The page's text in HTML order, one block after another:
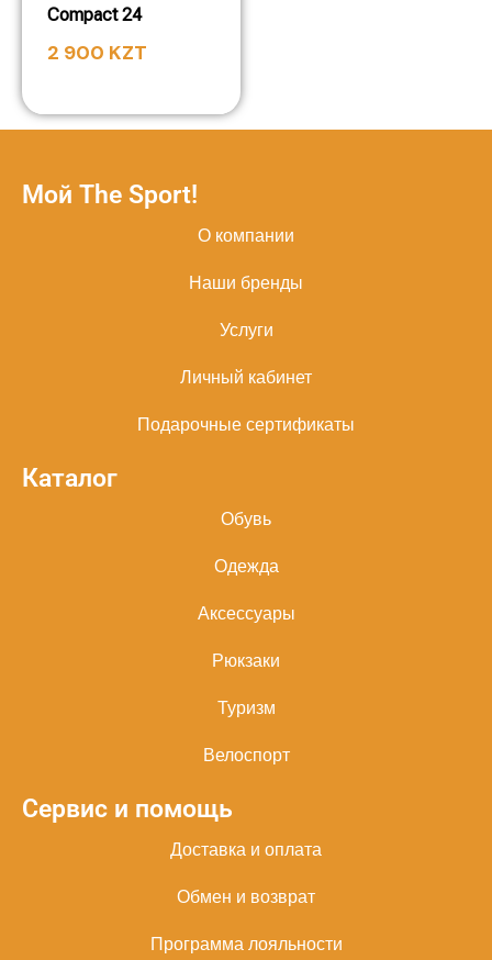
Compact 24
2 900 KZT
Мой The Sport!
О компании
Наши бренды
Услуги
Личный кабинет
Подарочные сертификаты
Каталог
Обувь
Одежда
Аксессуары
Рюкзаки
Туризм
Велоспорт
Сервис и помощь
Доставка и оплата
Обмен и возврат
Программа лояльности